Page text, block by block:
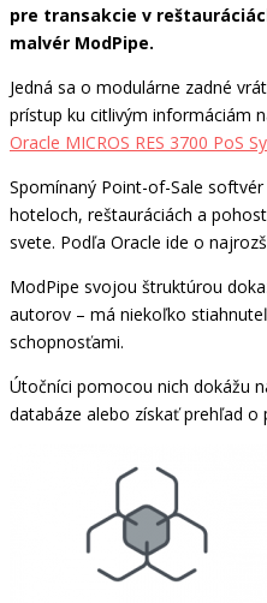
pre transakcie v
malvér ModPipe.
Jedná sa o modulárne zadné
prístup ku citlivým informáciám
Oracle MICROS RES 3700 PoS
Spomínaný Point-of-Sale
hoteloch, reštauráciách a
svete. Podľa Oracle ide o
ModPipe svojou štruktúrou
autorov – má niekoľko
schopnosťami.
Útočníci pomocou nich dokážu
databáze alebo získať prehľad o